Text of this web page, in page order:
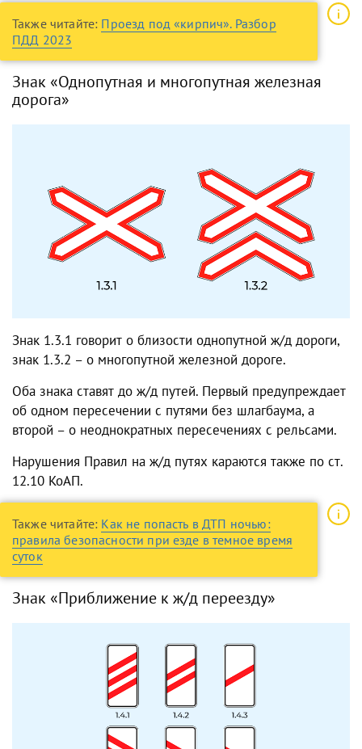
Также читайте: Проезд под «кирпич». Разбор
ПДД 2023
Знак «Однопутная и многопутная железная
дорога»
Знак 1.3.1 говорит о близости однопутной ж/д дороги,
знак 1.3.2 – о многопутной железной дороге.
Оба знака ставят до ж/д путей. Первый предупреждает
об одном пересечении с путями без шлагбаума, а
второй – о неоднократных пересечениях с рельсами.
Нарушения Правил на ж/д путях караются также по ст.
12.10 КоАП.
Также читайте: Как не попасть в ДТП ночью:
правила безопасности при езде в темное время
суток
Знак «Приближение к ж/д переезду»